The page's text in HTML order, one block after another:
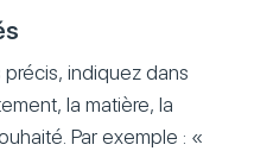
indiquez dans
la matière, la
Par exemple : «